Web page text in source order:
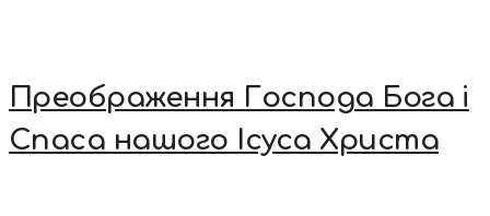
Преображення Господа Бога і
Спаса нашого Ісуса Христа